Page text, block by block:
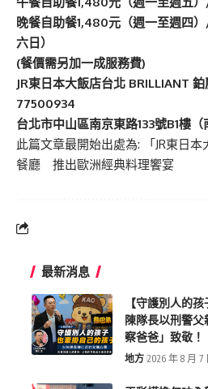
晚餐自助餐1,480元（週一至週四
六日）
(餐價需另加一成服務費)
JR東日本大飯店台北 BRILLIANT 鉑
77500934
台北市中山區南京東路133號B1樓（
此篇文章最開始出處為:
「JR東日
餐廳 推出歐洲經典料理饗宴
最新消息
【守護別人的
陳隊長以刑警
察爸爸」致敬！
地方 2026 年 8 月 7